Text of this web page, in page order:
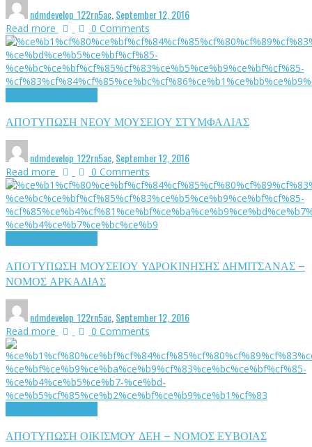
ndmdevelop_122rn5ac September 12, 2016
Read more 0 Comments
ΑΠΟΤΥΠΩΣΗ ΝΕΟΥ ΜΟΥΣΕΙΟΥ ΣΤΥΜΦΑΛΙΑΣ
ndmdevelop_122rn5ac,September 12, 2016
Read more 0 Comments
ΑΠΟΤΥΠΩΣΗ ΜΟΥΣΕΙΟΥ ΥΔΡΟΚΙΝΗΣΗΣ ΔΗΜΙΤΣΑΝΑΣ –
ΝΟΜΟΣ ΑΡΚΑΔΙΑΣ
ndmdevelop_122rn5ac September 12, 2016
Read more 0 Comments
ΑΠΟΤΥΠΩΣΗ ΟΙΚΙΣΜΟΥ ΔΕΗ – ΝΟΜΟΣ ΕΥΒΟΙΑΣ